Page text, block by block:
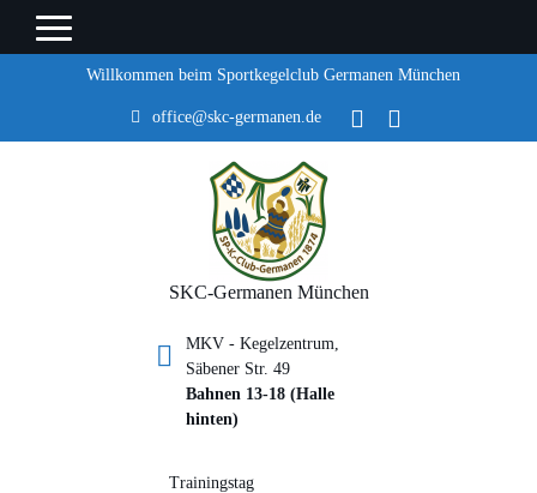
Willkommen beim Sportkegelclub Germanen München
office@skc-germanen.de
SKC-Germanen München
MKV - Kegelzentrum,
Säbener Str. 49
Bahnen 13-18 (Halle
hinten)
Trainingstag